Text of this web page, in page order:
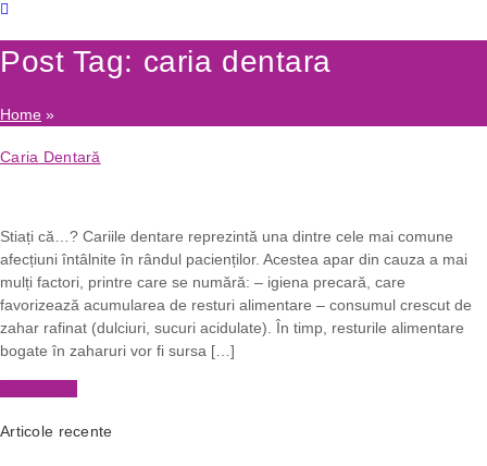
Post Tag: caria dentara
Home »
Caria Dentară
Stiați că…? Cariile dentare reprezintă una dintre cele mai comune
afecțiuni întâlnite în rândul pacienților. Acestea apar din cauza a mai
mulți factori, printre care se numără: – igiena precară, care
favorizează acumularea de resturi alimentare – consumul crescut de
zahar rafinat (dulciuri, sucuri acidulate). În timp, resturile alimentare
bogate în zaharuri vor fi sursa […]
Articole recente